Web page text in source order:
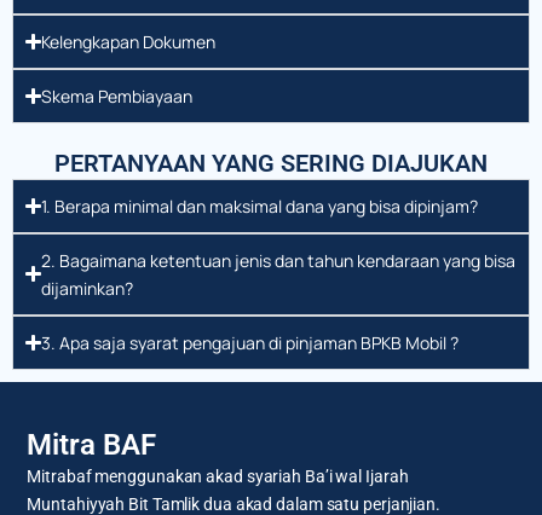
Kelengkapan Dokumen
Skema Pembiayaan
PERTANYAAN YANG SERING DIAJUKAN
1. Berapa minimal dan maksimal dana yang bisa dipinjam?
2. Bagaimana ketentuan jenis dan tahun kendaraan yang bisa
dijaminkan?
3. Apa saja syarat pengajuan di pinjaman BPKB Mobil ?
Mitra BAF
Mitrabaf menggunakan akad syariah Ba’i wal Ijarah
Muntahiyyah Bit Tamlik dua akad dalam satu perjanjian.